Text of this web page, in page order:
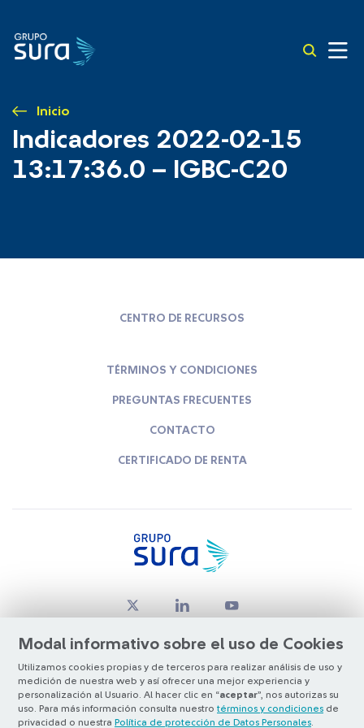
Inicio
Indicadores 2022-02-15
13:17:36.0 – IGBC-C20
Modal informativo sobre el uso de Cookies
Utilizamos cookies propias y de terceros para realizar análisis de uso y
medición de nuestra web y así ofrecer una mejor experiencia y
personalización al Usuario. Al hacer clic en “aceptar”, nos autorizas su
uso. Para más información consulta nuestro términos y condiciones de
privacidad o nuestra Política de protección de Datos Personales
CENTRO DE RECURSOS
TÉRMINOS Y CONDICIONES
PREGUNTAS FRECUENTES
CONTACTO
CERTIFICADO DE RENTA
© Copyright Grupo SURA 2026